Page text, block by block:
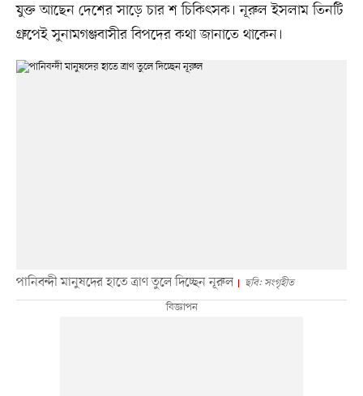
যুক্ত আছেন দেশের সাড়ে চার শ চিকিৎসক। নূরুল ইসলাম তিনটি
গ্রুপেই সুনামগঞ্জবাসীর বিপদের কথা জানাতে থাকেন।
পানিবন্দী মানুষদের হাতে ত্রাণ তুলে দিচ্ছেন নূরুল ছবি: সংগৃহীত